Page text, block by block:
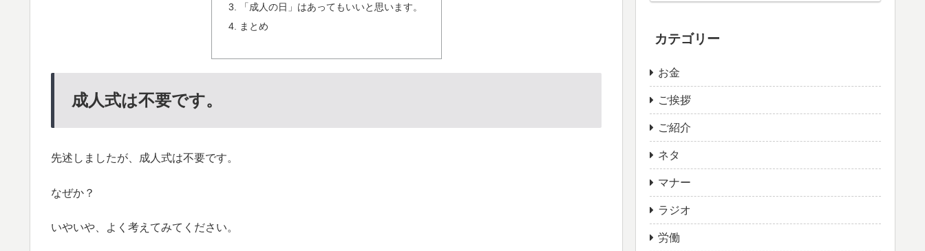
「成人の日」はあってもいいと思います。
まとめ
成人式は不要です。
先述しましたが、成人式は不要です。
なぜか？
いやいや、よく考えてみてください。
カテゴリー
お金
ご挨拶
ご紹介
ネタ
マナー
ラジオ
労働